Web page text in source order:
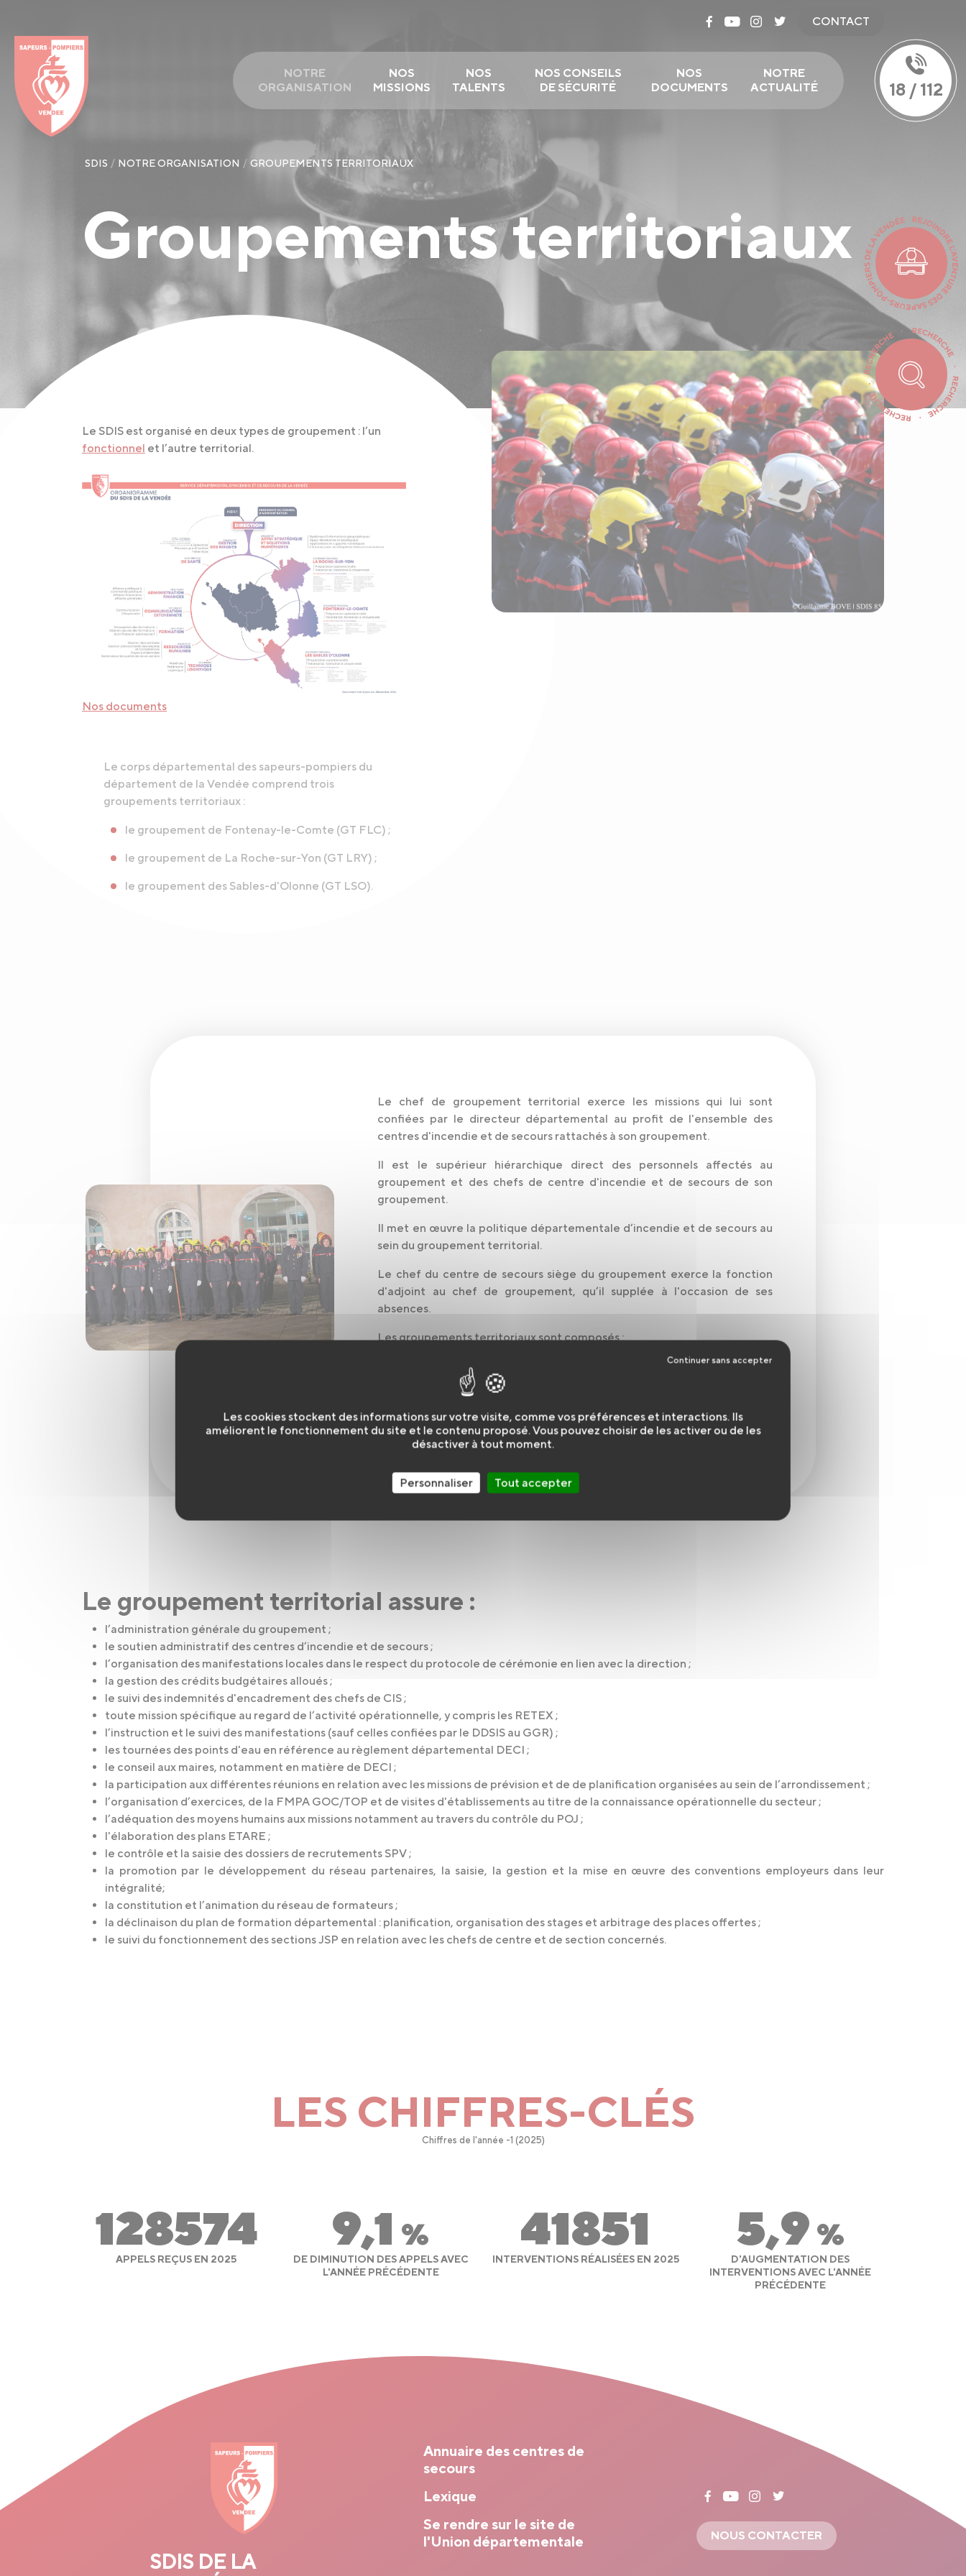
CONTACT
NOTRE
ORGANISATION
NOS
MISSIONS
NOS
TALENTS
NOS CONSEILS
DE SÉCURITÉ
NOS
DOCUMENTS
NOTRE
ACTUALITÉ
18 / 112
SDIS NOTRE ORGANISATION GROUPEMENTS TERRITORIAUX
Groupements territoriaux
Le SDIS est organisé en deux types de groupement : l’un
fonctionnel et l’autre territorial.
Nos documents
Le corps départemental des sapeurs-pompiers du
département de la Vendée comprend trois
groupements territoriaux :
le groupement de Fontenay-le-Comte (GT FLC) ;
le groupement de La Roche-sur-Yon (GT LRY) ;
le groupement des Sables-d'Olonne (GT LSO).
Le chef de groupement territorial exerce les missions qui lui sont
confiées par le directeur départemental au profit de l'ensemble des
centres d'incendie et de secours rattachés à son groupement.
Il est le supérieur hiérarchique direct des personnels affectés au
groupement et des chefs de centre d'incendie et de secours de son
groupement.
Il met en œuvre la politique départementale d’incendie et de secours au
sein du groupement territorial.
Le chef du centre de secours siège du groupement exerce la fonction
d'adjoint au chef de groupement, qu’il supplée à l'occasion de ses
absences.
Les groupements territoriaux sont composés :
d’un service administration territoriale (SAT) ;
d’un service préparation opérationnelle (SPO) ;
d’un service volontariat, formation & citoyenneté (SVFC).
Le groupement territorial assure :
l’administration générale du groupement ;
le soutien administratif des centres d’incendie et de secours ;
l’organisation des manifestations locales dans le respect du protocole de cérémonie en lien avec la direction ;
la gestion des crédits budgétaires alloués ;
le suivi des indemnités d'encadrement des chefs de CIS ;
toute mission spécifique au regard de l’activité opérationnelle, y compris les RETEX ;
l’instruction et le suivi des manifestations (sauf celles confiées par le DDSIS au GGR) ;
les tournées des points d'eau en référence au règlement départemental DECI ;
le conseil aux maires, notamment en matière de DECI ;
la participation aux différentes réunions en relation avec les missions de prévision et de de planification organisées au sein de l’arrondissement ;
l’organisation d’exercices, de la FMPA GOC/TOP et de visites d'établissements au titre de la connaissance opérationnelle du secteur ;
l’adéquation des moyens humains aux missions notamment au travers du contrôle du POJ ;
l'élaboration des plans ETARE ;
le contrôle et la saisie des dossiers de recrutements SPV ;
la promotion par le développement du réseau partenaires, la saisie, la gestion et la mise en œuvre des conventions employeurs dans leur
intégralité;
la constitution et l’animation du réseau de formateurs ;
la déclinaison du plan de formation départemental : planification, organisation des stages et arbitrage des places offertes ;
le suivi du fonctionnement des sections JSP en relation avec les chefs de centre et de section concernés.
LES CHIFFRES-CLÉS
Chiffres de l'année -1 (2025)
128574
APPELS REÇUS EN 2025
9,1 %
DE DIMINUTION DES APPELS AVEC
L'ANNÉE PRÉCÉDENTE
41851
INTERVENTIONS RÉALISÉES EN 2025
5,9 %
D'AUGMENTATION DES
INTERVENTIONS AVEC L'ANNÉE
PRÉCÉDENTE
SDIS DE LA
Annuaire des centres de
secours
Lexique
Se rendre sur le site de
l'Union départementale
NOUS CONTACTER
Les cookies stockent des informations sur votre visite, comme vos préférences et interactions. Ils
améliorent le fonctionnement du site et le contenu proposé. Vous pouvez choisir de les activer ou de les
désactiver à tout moment.
Tout accepter
Personnaliser